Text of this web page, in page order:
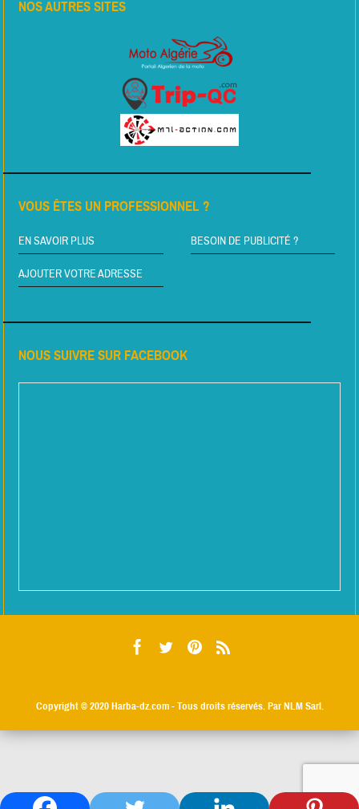
NOS AUTRES SITES
VOUS ÊTES UN PROFESSIONNEL ?
EN SAVOIR PLUS BESOIN DE PUBLICITÉ ?
AJOUTER VOTRE ADRESSE
NOUS SUIVRE SUR FACEBOOK
Copyright © 2020Harba-dz.com- Tous droits réservés. Par NLM Sarl.